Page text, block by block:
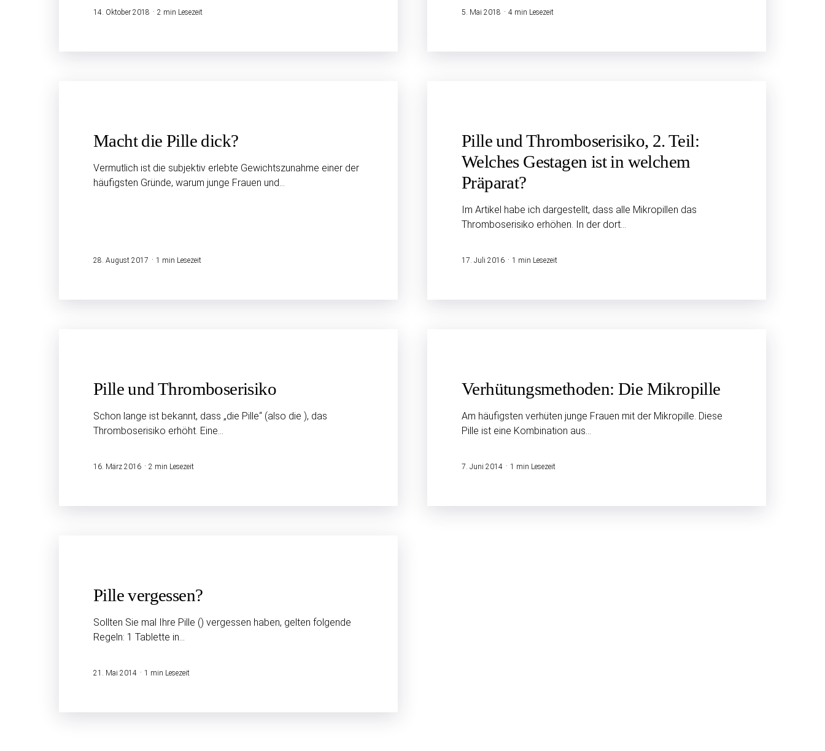
14. Oktober 2018 2 min Lesezeit 5. Mai 2018 4 min Lesezeit
Macht die Pille dick?
Vermutlich ist die subjektiv erlebte Gewichtszunahme einer der
häufigsten Gründe, warum junge Frauen und…
28. August 2017 1 min Lesezeit
Pille und Thrombose­risiko, 2. Teil:
Welches Gestagen ist in welchem
Präparat?
Im Artikel habe ich dargestellt, dass alle Mikropillen das
Thromboserisiko erhöhen. In der dort…
17. Juli 2016 1 min Lesezeit
Pille und Thrombose­risiko
Schon lange ist bekannt, dass „die Pille“ (also die ), das
Thromboserisiko erhöht. Eine…
16. März 2016 2 min Lesezeit
Verhütungs­methoden: Die Mikropille
Am häufigsten verhüten junge Frauen mit der Mikropille. Diese
Pille ist eine Kombination aus…
7. Juni 2014 1 min Lesezeit
Pille vergessen?
Sollten Sie mal Ihre Pille () vergessen haben, gelten folgende
Regeln: 1 Tablette in…
21. Mai 2014 1 min Lesezeit